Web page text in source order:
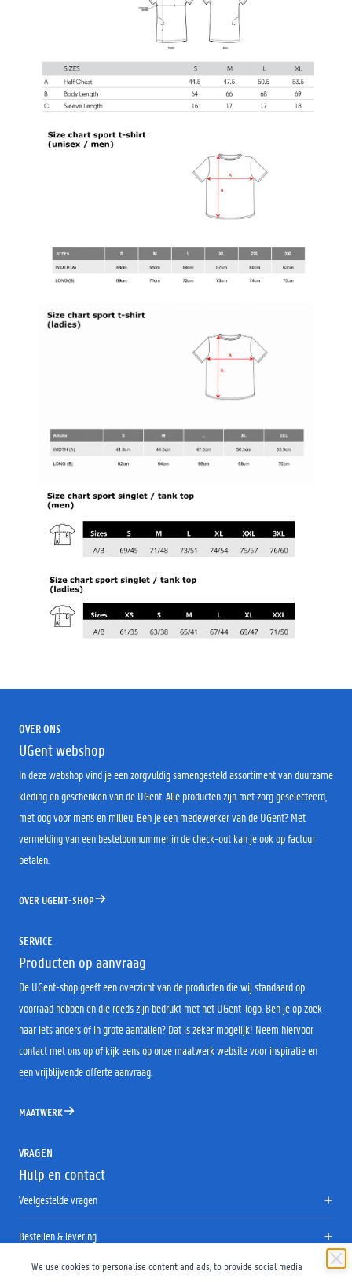
We use cookies to personalise content and ads, to provide social media
OVER ONS
UGent webshop
In deze webshop vind je een zorgvuldig samengesteld assortiment van duurzame
kleding en geschenken van de UGent. Alle producten zijn met zorg geselecteerd,
met oog voor mens en milieu. Ben je een medewerker van de UGent? Met
vermelding van een bestelbonnummer in de check-out kan je ook op factuur
betalen.
OVER UGENT-SHOP
SERVICE
Producten op aanvraag
De UGent-shop geeft een overzicht van de producten die wij standaard op
voorraad hebben en die reeds zijn bedrukt met het UGent-logo. Ben je op zoek
naar iets anders of in grote aantallen? Dat is zeker mogelijk! Neem hiervoor
contact met ons op of kijk eens op onze maatwerk website voor inspiratie en
een vrijblijvende offerte aanvraag.
MAATWERK
VRAGEN
Hulp en contact
Veelgestelde vragen
Bestellen & levering
Retourneren